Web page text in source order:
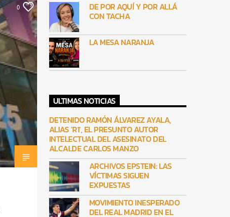
0 DE POR AQUÍ Y POR ALLÁ
CON TACHA
LA MESA NARANJA
ULTIMAS NOTICIAS
DETENIDO RAMÓN ÁLVAREZ AYALA,
ALIAS ‘R1′, EL PRESUNTO AUTOR
INTELECTUAL DEL ASESINATO DEL
ALCALDE CARLOS MANZO
ARCHIVOS EPSTEIN: LAS
VÍCTIMAS SIGUEN
EXPUESTAS
MOVIMIENTO INESPERADO
DEL REAL MADRID EN EL